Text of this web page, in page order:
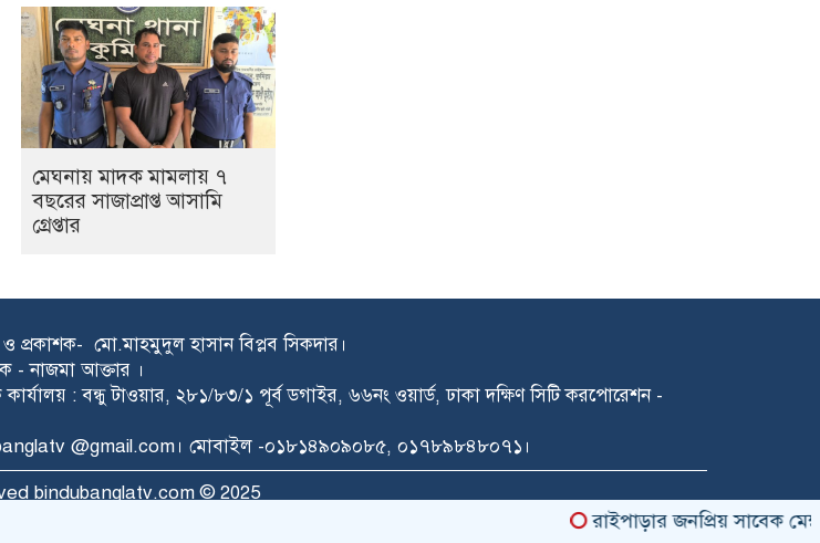
মেঘনায় মাদক মামলায় ৭
বছরের সাজাপ্রাপ্ত আসামি
গ্রেপ্তার
ও প্রকাশক- মো.মাহমুদুল হাসান বিপ্লব সিকদার।
- নাজমা আক্তার ।
কার্যালয় : বন্ধু টাওয়ার, ২৮১/৮৩/১ পূর্ব ডগাইর, ৬৬নং ওয়ার্ড, ঢাকা দক্ষিণ সিটি করপোরেশন -
@gmail.com। মোবাইল -০১৮১৪৯০৯০৮৫, ০১৭৮৯৮৪৮০৭১।
bindubanglatv.com © 2025
রাইপাড়ার জনপ্রিয় সাবেক